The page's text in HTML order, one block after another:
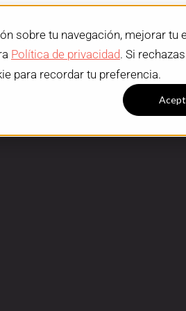
sobre tu navegación, mejorar tu
Política de privacidad. Si
para recordar tu preferencia.